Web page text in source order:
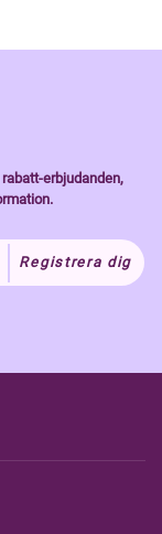
erbjudanden,
Registrera dig